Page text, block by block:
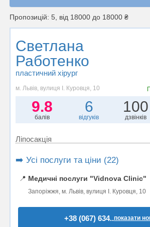
Пропозицій: 5, від 18000 до 18000 ₴
Светлана
Работенко
пластичний хірург
м. Львів, вулиця І. Куровця, 10
9.8
балів
6
відгуків
100
дзвінків
Ліпосакція
➡️ Усі послуги та ціни (22)
📍 Медичні послуги "Vidnova Clinic"
Запоріжжя, м. Львів, вулиця І. Куровця, 10
+38 (067) 634..показати